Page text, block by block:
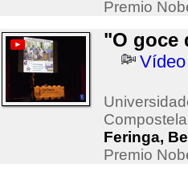
Premio
"O goce
Vídeo
Compostela
Feringa,
Premio